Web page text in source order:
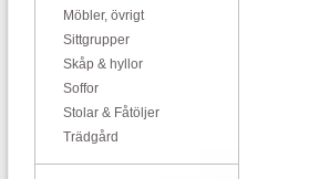
Möbler, övrigt
Sittgrupper
Skåp & hyllor
Soffor
Stolar & Fåtöljer
Trädgård